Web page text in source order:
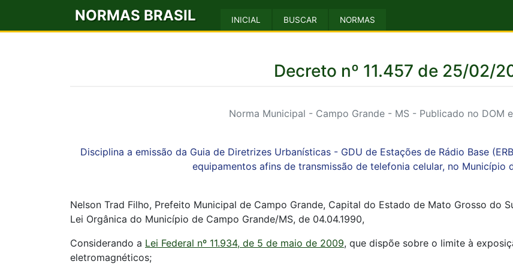
NORMAS BRASIL INICIAL BUSCAR NORMAS
Decreto nº 11.457 de 25/02/
Norma Municipal - Campo Grande - MS - Publicado no DOM
Disciplina a emissão da Guia de Diretrizes Urbanísticas - GDU de Estações de Rádio Base
equipamentos afins de transmissão de telefonia celular, no Município
Nelson Trad Filho, Prefeito Municipal de Campo Grande, Capital do Estado de Mato Grosso do
Lei Orgânica do Município de Campo Grande/MS, de 04.04.1990,
Considerando a Lei Federal nº 11.934, de 5 de maio de 2009, que dispõe sobre o limite à
eletromagnéticos;